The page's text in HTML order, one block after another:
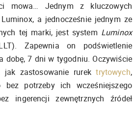
mowa… Jednym z kluczowych
a jednocześnie jednym ze
tej marki, jest system Luminox
Zapewnia on podświetlenie
dobę, 7 dni w tygodniu. Oczywiście
jak zastosowanie rurektrytowych,
bez potrzeby ich wcześniejszego
ingerencji zewnętrznych źródeł